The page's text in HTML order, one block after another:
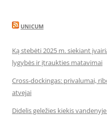
UNICUM
Ką stebėti 2025 m. siekiant
lygybės ir įtraukties matavimai
Cross-dockingas: privalumai,
atvejai
Didelis geležies kiekis